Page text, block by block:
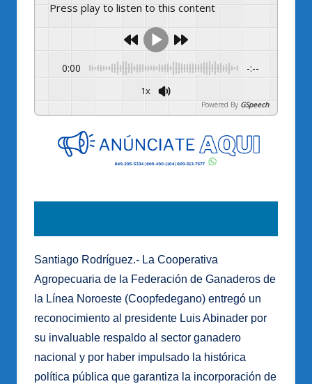
Press play to listen to this content
0:00 -:--
1x
Powered By GSpeech
Santiago Rodríguez.- La Cooperativa
Agropecuaria de la Federación de Ganaderos de
la Línea Noroeste (Coopfedegano) entregó un
reconocimiento al presidente Luis Abinader por
su invaluable respaldo al sector ganadero
nacional y por haber impulsado la histórica
política pública que garantiza la incorporación de